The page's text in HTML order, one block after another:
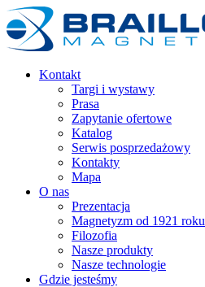
Kontakt
Targi i wystawy
Prasa
Zapytanie ofertowe
Katalog
Serwis posprzedażowy
Kontakty
Mapa
O nas
Prezentacja
Magnetyzm od 1921 roku
Filozofia
Nasze produkty
Nasze technologie
Gdzie jesteśmy